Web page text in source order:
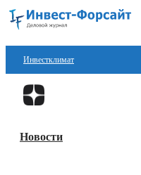
Инвестклимат
Финансы
Блокчейн
Новости